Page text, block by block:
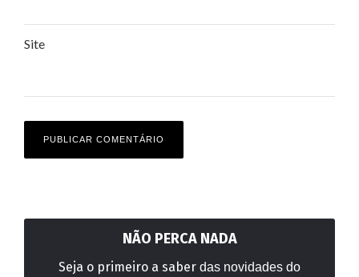
Site
NÃO PERCA NADA
Seja o primeiro a saber das novidades do